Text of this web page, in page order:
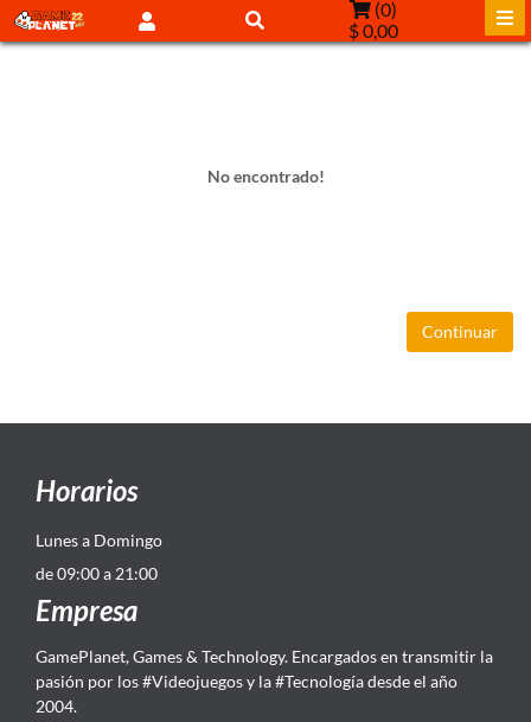
(0)
$ 0,00
No encontrado!
Continuar
Horarios
Lunes a Domingo
de 09:00 a 21:00
Empresa
GamePlanet, Games & Technology. Encargados en transmitir la
pasión por los #Videojuegos y la #Tecnología desde el año
2004.